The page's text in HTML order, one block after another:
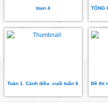
TL
(0,2đ
toan 4 TỔNG
Toán 1. Cánh diều .cuối tuần 6 Đề thi